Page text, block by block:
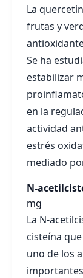
La
frutas y
Se ha
estabilizar
en la
actividad
estrés
mediado
N-
mg
La N-
cisteína
uno de los